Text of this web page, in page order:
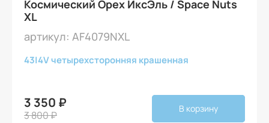
Космический Орех ИксЭль / Space Nuts
XL
артикул: AF4079NXL
43|4V четырехсторонняя крашенная
3 350 ₽
3 800 ₽
В корзину